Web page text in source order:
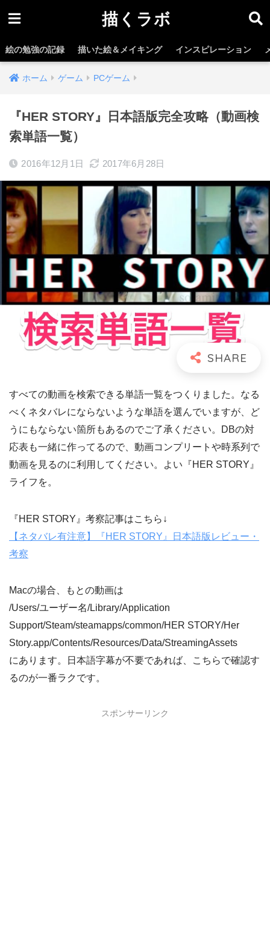
描くラボ
絵の勉強の記録 描いた絵＆メイキング インスピレーション
ホーム ゲーム PCゲーム
『HER STORY』日本語版完全攻略（動画検
索単語一覧）
2016年12月1日 2017年6月28日
すべての動画を検索できる単語一覧をつくりました。なる
べくネタバレにならないような単語を選んでいますが、ど
うにもならない箇所もあるのでご了承ください。DBの対
応表も一緒に作ってるので、動画コンプリートや時系列で
動画を見るのに利用してください。よい『HER STORY』
ライフを。
『HER STORY』考察記事はこちら↓
【ネタバレ有注意】『HER STORY』日本語版レビュー・
考察
Macの場合、もとの動画は
/Users/ユーザー名/Library/Application
Support/Steam/steamapps/common/HER STORY/Her
Story.app/Contents/Resources/Data/StreamingAssets
にあります。日本語字幕が不要であれば、こちらで確認す
るのが一番ラクです。
スポンサーリンク